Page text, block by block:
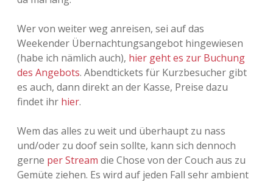
Adventskalender 2020
Adventskalender 2021
Adventskalender 2022
Adventskalender 2024
Wer von weiter weg anreisen, sei auf das
Weekender Übernachtungsangebot hingewiesen
(habe ich nämlich auch), hier geht es zur Buchung
des Angebots. Abendtickets für Kurzbesucher gibt
es auch, dann direkt an der Kasse, Preise dazu
findet ihr hier.
Wem das alles zu weit und überhaupt zu nass
und/oder zu doof sein sollte, kann sich dennoch
gerne per Stream die Chose von der Couch aus zu
Gemüte ziehen. Es wird auf jeden Fall sehr ambient